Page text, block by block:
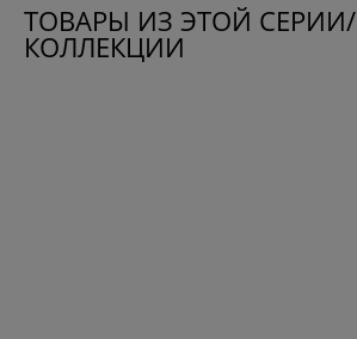
ТОВАРЫ ИЗ ЭТОЙ СЕРИИ/
КОЛЛЕКЦИИ